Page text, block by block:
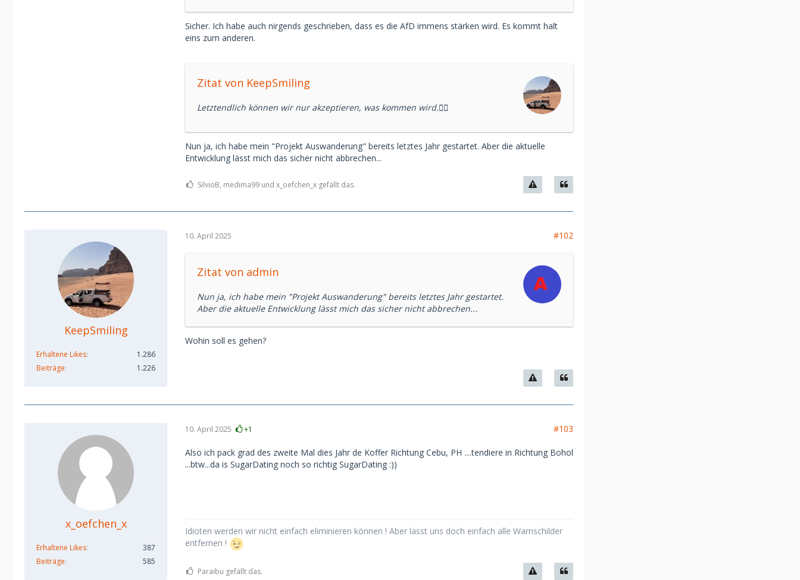
Sicher. Ich habe auch nirgends geschrieben, dass es die AfD immens stärken wird. Es kommt halt
eins zum anderen.
Zitat von KeepSmiling
Letztendlich können wir nur akzeptieren, was kommen wird.🤷‍♂️
Nun ja, ich habe mein "Projekt Auswanderung" bereits letztes Jahr gestartet. Aber die aktuelle
Entwicklung lässt mich das sicher nicht abbrechen...
SilvioB, medima99 und x_oefchen_x gefällt das.
KeepSmiling
Erhaltene Likes
1.286
Beiträge
1.226
10. April 2025 #102
Zitat von admin
Nun ja, ich habe mein "Projekt Auswanderung" bereits letztes Jahr gestartet.
Aber die aktuelle Entwicklung lässt mich das sicher nicht abbrechen...
Wohin soll es gehen?
x_oefchen_x
Erhaltene Likes
387
Beiträge
585
10. April 2025 +1 #103
Also ich pack grad des zweite Mal dies Jahr de Koffer Richtung Cebu, PH ....tendiere in Richtung Bohol
...btw...da is SugarDating noch so richtig SugarDating :))
Idioten werden wir nicht einfach eliminieren können ! Aber lasst uns doch einfach alle Warnschilder
entfernen !
Paraibu gefällt das.